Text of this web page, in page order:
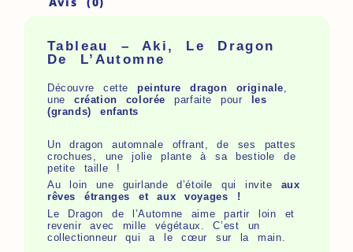
Tableau – Aki, Le Dragon
De L’Automne
Découvre cette peinture dragon originale,
une création colorée parfaite pour les
(grands) enfants
Un dragon automnale offrant, de ses pattes
crochues, une jolie plante à sa bestiole de
petite taille !
Au loin une guirlande d’étoile qui invite aux
rêves étranges et aux voyages !
Le Dragon de l’Automne aime partir loin et
revenir avec mille végétaux. C’est un
collectionneur qui a le cœur sur la main.